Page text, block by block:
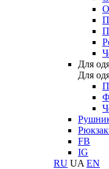
Для
Для
FB
IG
RU UA EN